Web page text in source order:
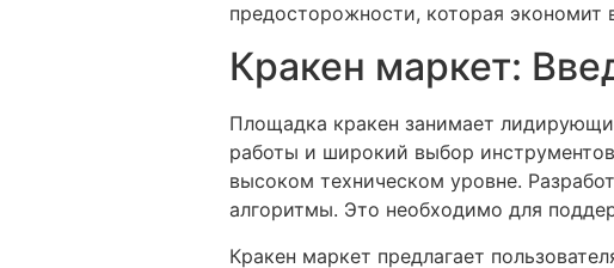
предосторожности, которая
Кракен маркет:
Площадка кракен занимает
работы и широкий выбор
высоком техническом уровне.
алгоритмы. Это необходимо для
Кракен маркет предлагает